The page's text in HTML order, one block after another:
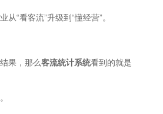
从“看客流”升级到“懂经营”。
果，那么客流统计系统看到的就是